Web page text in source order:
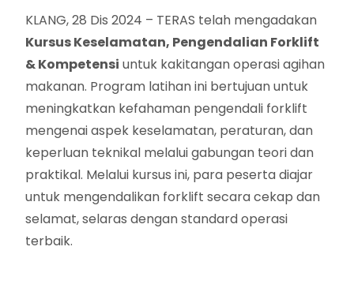
KLANG, 28 Dis 2024 – TERAS telah mengadakan
Kursus Keselamatan, Pengendalian Forklift
& Kompetensi untuk kakitangan operasi agihan
makanan. Program latihan ini bertujuan untuk
meningkatkan kefahaman pengendali forklift
mengenai aspek keselamatan, peraturan, dan
keperluan teknikal melalui gabungan teori dan
praktikal. Melalui kursus ini, para peserta diajar
untuk mengendalikan forklift secara cekap dan
selamat, selaras dengan standard operasi
terbaik.